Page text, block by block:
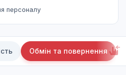
персоналу
Обмін та повернення